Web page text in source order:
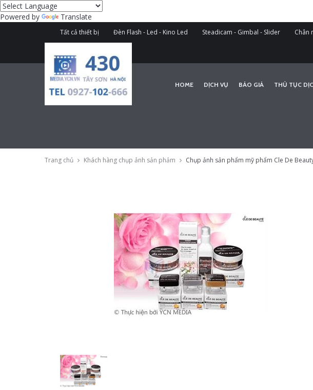
Powered by Translate
Tất cả thiết bị Đèn Flash - Led - Kino Led Steadicam - Gimbal - Slider Chân
HOME DỊCH VỤ BÁO GIÁ THỦ TỤC
Trang chủ Khách hàng chụp ảnh sản phảm Chụp ảnh sản phẩm mỹ phẩm Cle De